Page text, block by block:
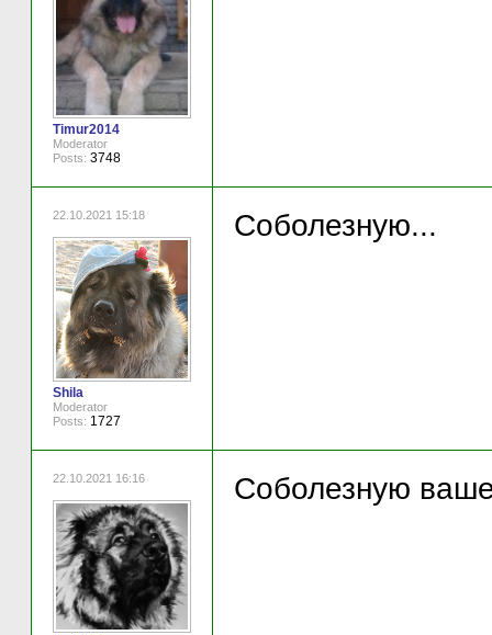
Timur2014
Moderator
Posts: 3748
22.10.2021 15:18
Shila
Moderator
Posts: 1727
Соболезную...
22.10.2021 16:16 Соболезную